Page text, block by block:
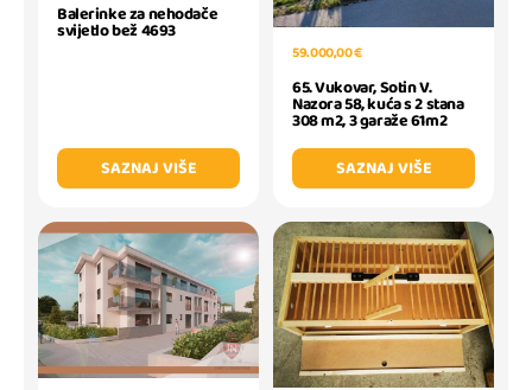
Balerinke za nehodače
svijetlo bež 4693
SAZNAJ VIŠE
59.000,00 €
65. Vukovar, Sotin V.
Nazora 58, kuća s 2 stana
308 m2, 3 garaže 61m2
SAZNAJ VIŠE